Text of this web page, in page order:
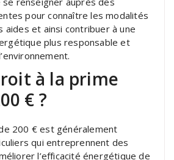
pour connaître les modalités
aides et ainsi contribuer à une
plus responsable et
à la prime
€ ?
200 € est généralement
qui entreprennent des
l’efficacité énergétique de